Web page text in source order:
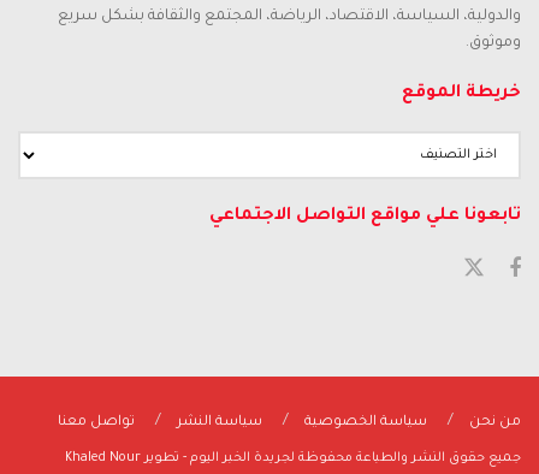
والدولية، السياسة، الاقتصاد، الرياضة، المجتمع والثقافة بشكل سريع
وموثوق.
خريطة الموقع
تابعونا علي مواقع التواصل الاجتماعي
من نحن سياسة الخصوصية سياسة النشر تواصل معنا
جميع حقوق النشر والطباعة محفوظة لجريدة الخبر اليوم - تطوير Khaled Nour